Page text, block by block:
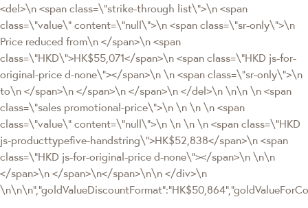
<del>\n <span class=\"strike-through list\">\n <span
class=\"value\" content=\"null\">\n <span class=\"sr-only\">\n
Price reduced from\n </span>\n <span
class=\"HKD\">HK$55,071</span>\n <span class=\"HKD js-for-
original-price d-none\"></span>\n \n <span class=\"sr-only\">\n
to\n </span>\n </span>\n </span>\n </del>\n \n\n \n <span
class=\"sales promotional-price\">\n \n \n \n <span
class=\"value\" content=\"null\">\n \n \n \n <span class=\"HKD
js-producttypefive-handstring\">HK$52,838</span>\n <span
class=\"HKD js-for-original-price d-none\"></span>\n \n\n
</span>\n </span>\n</span>\n\n </div>\n